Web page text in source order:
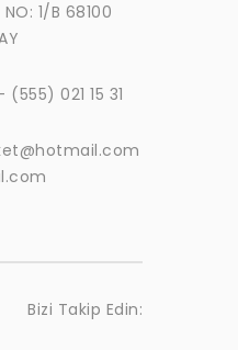
1/B 68100
021 15 31
Bizi Takip Edin: